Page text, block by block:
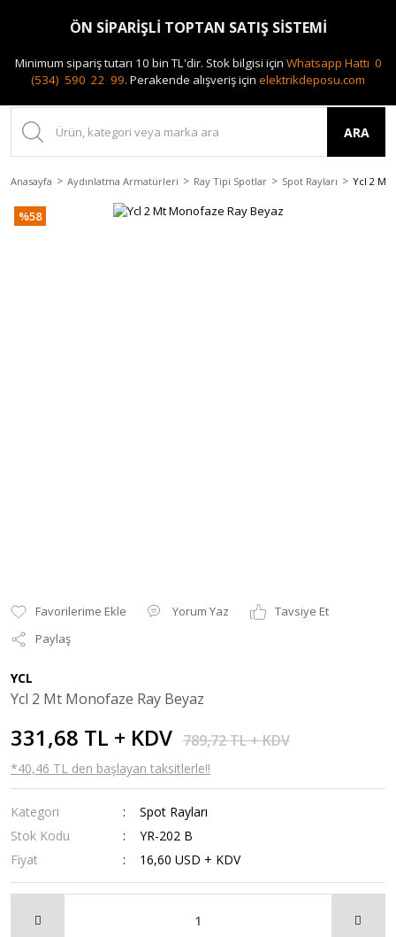
0(212) 240 87 88
ARA
Anasayfa Aydınlatma Armatürleri Ray Tipi Spotlar Spot Rayları Ycl 2 Mt
%58
Yorum Yaz
Tavsiye Et
Paylaş
YCL
Ycl 2 Mt Monofaze Ray Beyaz
331,68 TL + KDV 789,72 TL + KDV
*40,46 TL den başlayan taksitlerle!!
Kategori
Spot Rayları
Stok Kodu
YR-202 B
Fiyat
16,60 USD + KDV
ÖN SİPARİŞLİ TOPTAN SATIŞ SİSTEMİ
Minimum sipariş tutarı 10 bin TL'dir. Stok bilgisi için Whatsapp Hattı 0
(534) 590 22 99. Perakende alışveriş için elektrikdeposu.com